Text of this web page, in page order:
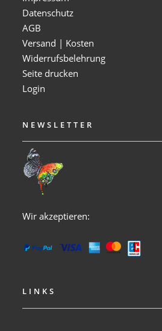
Datenschutz
AGB
Versand | Kosten
Widerrufsbelehrung
Seite drucken
Login
NEWSLETTER
Wir akzeptieren:
LINKS